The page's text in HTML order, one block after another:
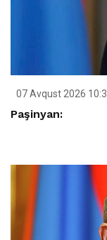
07 Avqust 2026
Paşinyan: